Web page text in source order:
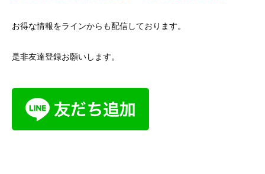
お得な情報をラインからも配信しております。
是非友達登録お願いします。